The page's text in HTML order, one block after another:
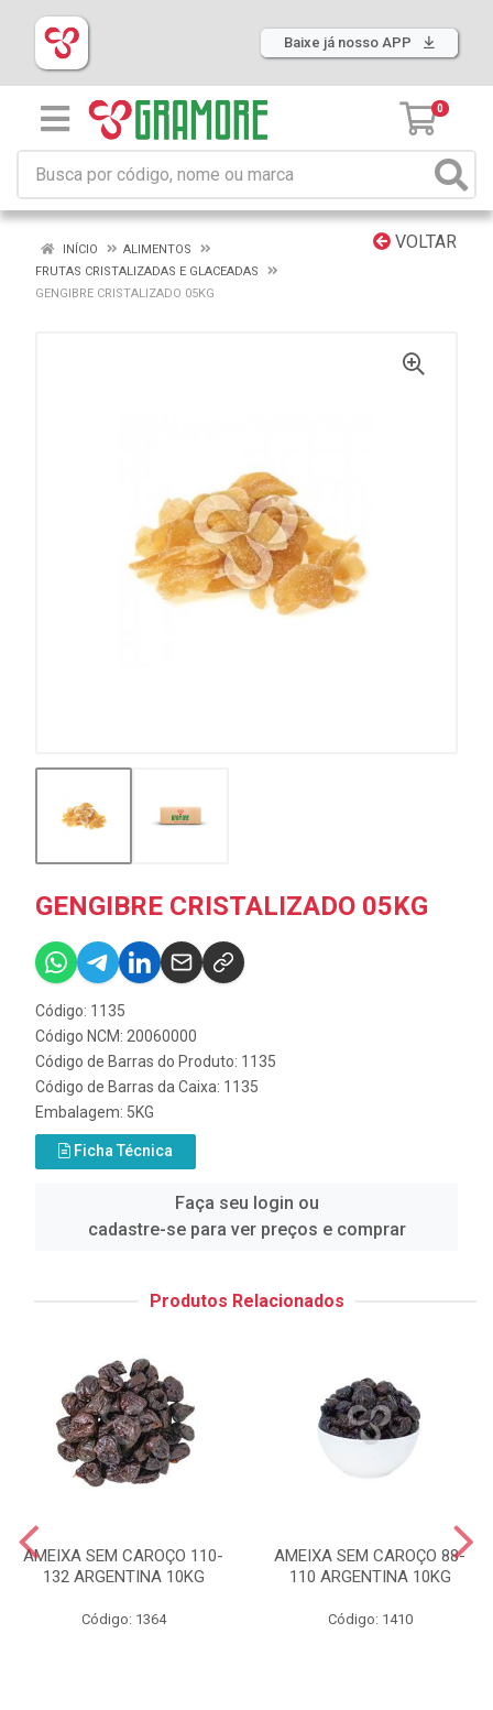
Baixe já nosso APP
0
VOLTAR
INÍCIO
ALIMENTOS
FRUTAS CRISTALIZADAS E GLACEADAS
GENGIBRE CRISTALIZADO 05KG
GENGIBRE CRISTALIZADO 05KG
Código: 1135
Código NCM: 20060000
Código de Barras do Produto: 1135
Código de Barras da Caixa: 1135
Embalagem: 5KG
Ficha Técnica
Faça seu login ou
cadastre-se para ver preços e comprar
Produtos Relacionados
AMEIXA SEM CAROÇO 110-
132 ARGENTINA 10KG
Código: 1364
AMEIXA SEM CAROÇO 88-
110 ARGENTINA 10KG
Código: 1410